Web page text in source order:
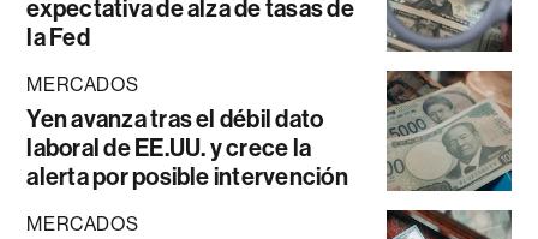
expectativa de alza de tasas de
la Fed
MERCADOS
Yen avanza tras el débil dato
laboral de EE.UU. y crece la
alerta por posible intervención
MERCADOS